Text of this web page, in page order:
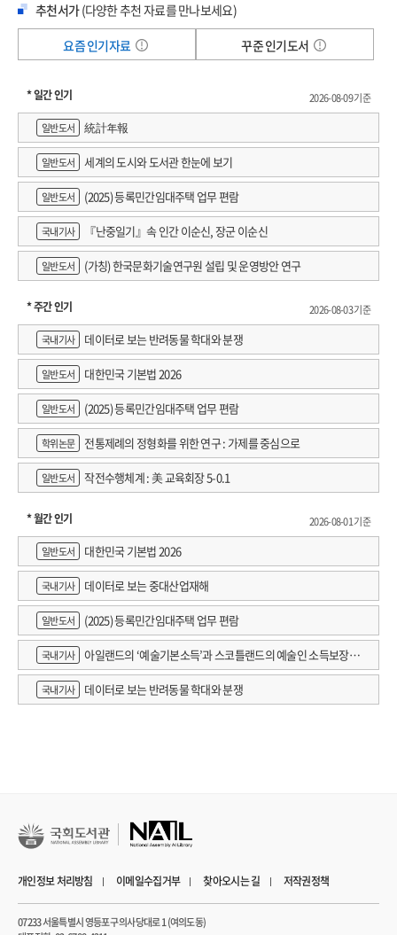
추천서가(다양한 추천 자료를 만나보세요)
요즘 인기자료
꾸준 인기도서
* 일간 인기
2026-08-09 기준
일반도서
統計年報
일반도서 세계의 도시와 도서관 한눈에 보기
일반도서 (2025) 등록민간임대주택 업무 편람
국내기사 『난중일기』속 인간 이순신, 장군 이순신
일반도서 (가칭) 한국문화기술연구원 설립 및 운영방안 연구
* 주간 인기
2026-08-03 기준
국내기사
데이터로 보는 반려동물 학대와 분쟁
일반도서 대한민국 기본법 2026
일반도서 (2025) 등록민간임대주택 업무 편람
학위논문 전통제례의 정형화를 위한 연구 : 가제를 중심으로
일반도서 작전수행체계 : 美 교육회장 5-0.1
* 월간 인기
2026-08-01 기준
일반도서
대한민국 기본법 2026
국내기사 데이터로 보는 중대산업재해
일반도서 (2025) 등록민간임대주택 업무 편람
국내기사
아일랜드의 ‘예술기본소득’과 스코틀랜드의 예술인 소득보장정
책 논의
국내기사 데이터로 보는 반려동물 학대와 분쟁
개인정보 처리방침 이메일수집거부 찾아오시는 길 저작권정책
07233 서울특별시 영등포구 의사당대로 1 (여의도동)